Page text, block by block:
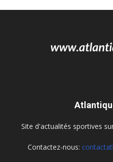
Site d'actualités sportives
Contactez-nous: